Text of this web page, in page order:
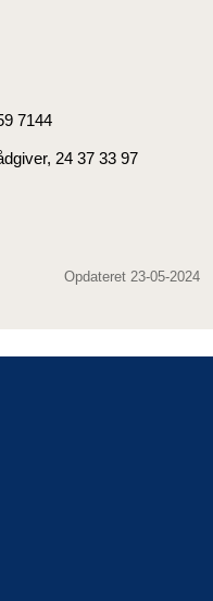
7144
24 37 33 97
Opdateret 23-05-2024